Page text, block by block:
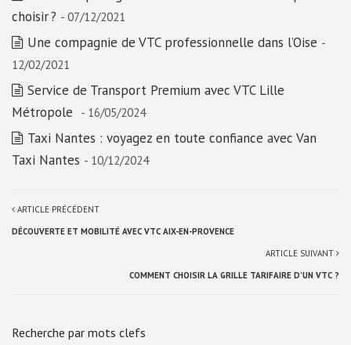
choisir ? - 07/12/2021
Une compagnie de VTC professionnelle dans l’Oise -
12/02/2021
Service de Transport Premium avec VTC Lille
Métropole - 16/05/2024
Taxi Nantes : voyagez en toute confiance avec Van
Taxi Nantes - 10/12/2024
ARTICLE PRÉCÉDENT
DÉCOUVERTE ET MOBILITÉ AVEC VTC AIX-EN-PROVENCE
ARTICLE SUIVANT
COMMENT CHOISIR LA GRILLE TARIFAIRE D’UN VTC ?
Recherche par mots clefs